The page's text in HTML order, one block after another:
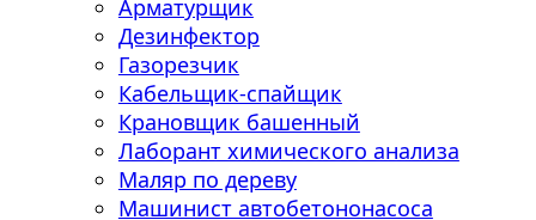
Арматурщик
Дезинфектор
Газорезчик
Кабельщик-спайщик
Крановщик башенный
Лаборант химического анализа
Маляр по дереву
Машинист автобетононасоса